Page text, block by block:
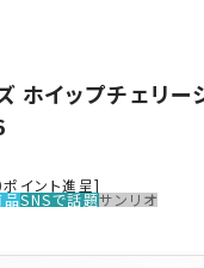
ホイップチェリ
ポイント進呈]
品SNSで話題サンリオ